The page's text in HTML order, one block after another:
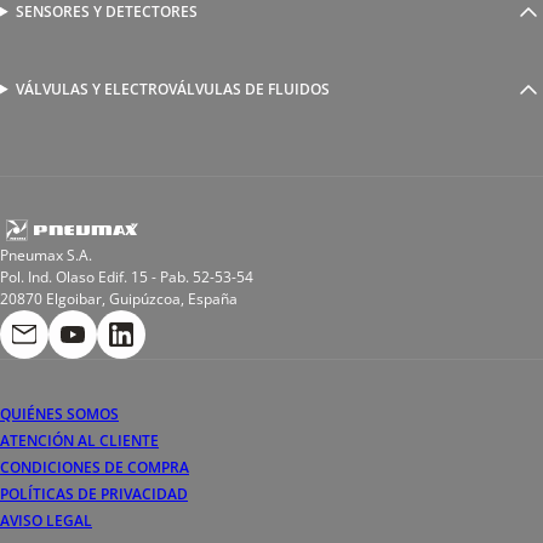
Reguladores de caudal
Racores para soldadura
Válvulas y electroválvulas
SENSORES Y DETECTORES
Detectores magnéticos
VÁLVULAS Y ELECTROVÁLVULAS DE FLUIDOS
Electroválvulas de acción directa
Bobinas
Pneumax S.A.
Pol. Ind. Olaso Edif. 15 - Pab. 52-53-54
20870 Elgoibar, Guipúzcoa, España
QUIÉNES SOMOS
ATENCIÓN AL CLIENTE
CONDICIONES DE COMPRA
POLÍTICAS DE PRIVACIDAD
AVISO LEGAL